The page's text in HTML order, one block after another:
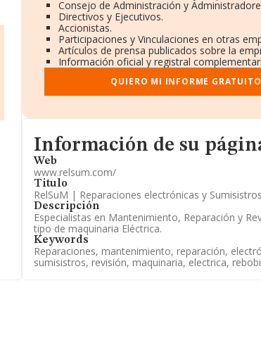
Consejo de Administración y
Directivos y Ejecutivos.
Accionistas.
Participaciones y Vinculaciones en otras
Artículos de prensa publicados sobre la
Información oficial y registral
QUIERO MI INFORME GRATUITO
Informacion de su página web
Información de su
Web
www.relsum.com/
Titulo
RelSuM | Reparaciones electrónicas y Sumisistros
Descripción
Especialistas en Mantenimiento, Reparación y
tipo de maquinaria Eléctrica.
Keywords
Reparaciones, mantenimiento, reparación,
sumisistros, revisión, maquinaria, electrica,